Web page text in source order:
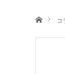
ホームコ